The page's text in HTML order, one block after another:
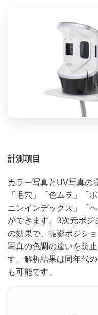
計測項目
カラー写真とUV写真の
「毛穴」「色ムラ」「
ニンインデックス」「
ができます。3次元ポジ
の効果で、撮影ポジシ
写真の色調の違いを防
す。解析結果は同年代
も可能です。